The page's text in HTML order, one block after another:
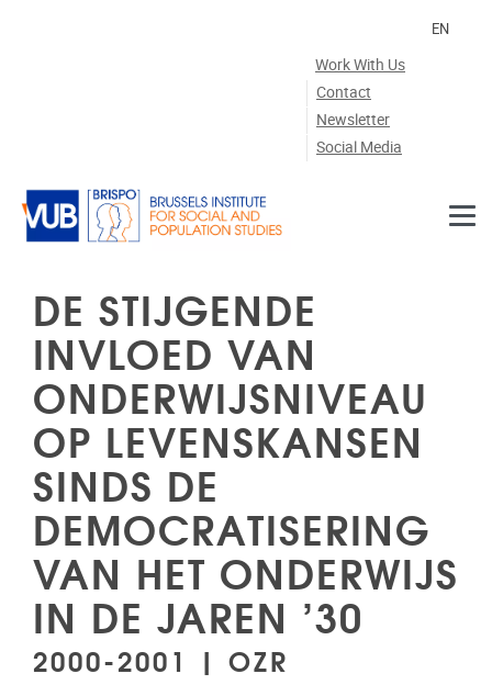
Work With Us
Contact
Newsletter
Social Media
EN
DE STIJGENDE
INVLOED VAN
ONDERWIJSNIVEAU
OP LEVENSKANSEN
SINDS DE
DEMOCRATISERING
VAN HET ONDERWIJS
IN DE JAREN ’30
2000-2001 | OZR